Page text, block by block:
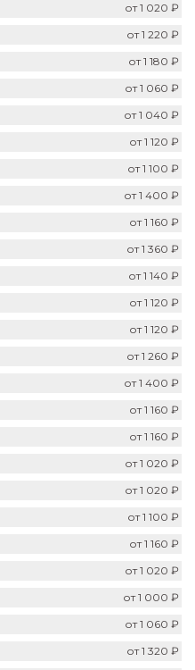
от 1 020 ₽
от 1 220 ₽
от 1 180 ₽
от 1 060 ₽
от 1 040 ₽
от 1 120 ₽
от 1 100 ₽
от 1 400 ₽
от 1 160 ₽
от 1 360 ₽
от 1 140 ₽
от 1 120 ₽
от 1 120 ₽
от 1 260 ₽
от 1 400 ₽
от 1 160 ₽
от 1 160 ₽
от 1 020 ₽
от 1 020 ₽
от 1 100 ₽
от 1 160 ₽
от 1 020 ₽
от 1 000 ₽
от 1 060 ₽
от 1 320 ₽